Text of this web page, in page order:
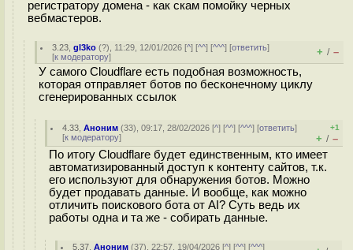
регистратору домена - как скам помойку черных
вебмастеров.
3.23 ,gl3ko (?), 11:29, 12/01/2026 [^] [^^] [^^^] [ответить]
[к модератору] + / –
У самого Cloudflare есть подобная возможность,
которая отправляет ботов по бесконечному циклу
сгенерированных ссылок
4.33 ,Аноним (33), 09:17, 28/02/2026 [^] [^^] [^^^] [ответить]
[к модератору]
+1
+ / –
По итогу Cloudflare будет единственным, кто имеет
автоматизированный доступ к контенту сайтов, т.к.
его используют для обнаружения ботов. Можно
будет продавать данные. И вообще, как можно
отличить поискового бота от AI? Суть ведь их
работы одна и та же - собирать данные.
5.37 ,Аноним (37), 22:57, 19/04/2026 [^] [^^] [^^^]